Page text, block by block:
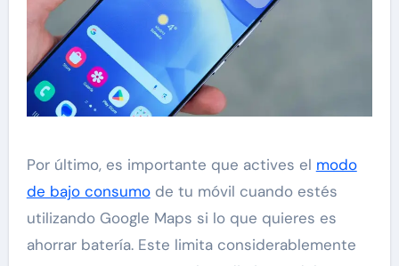
Por último, es importante que actives el modo
de bajo consumode tu móvil cuando estés
utilizando Google Maps si lo que quieres es
ahorrar batería. Este limita considerablemente